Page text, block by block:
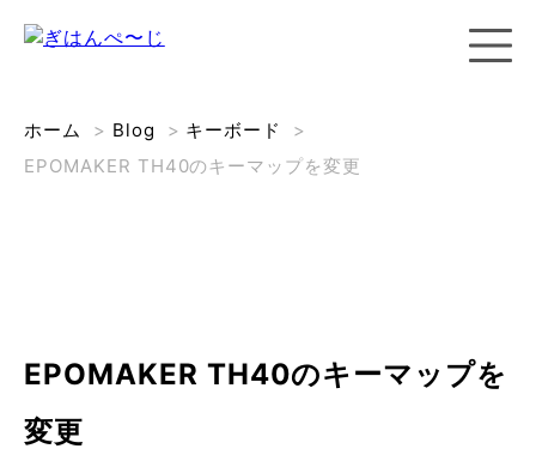
ホーム > Blog > キーボード
>
EPOMAKER TH40のキーマップを変更
EPOMAKER TH40のキーマップを
変更